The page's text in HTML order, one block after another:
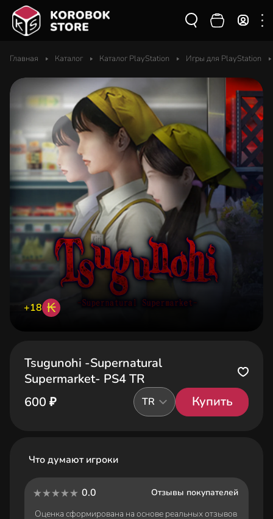
Главная Каталог Каталог PlayStation Игры для PlayStation
+18 ₭
Tsugunohi -Supernatural
Supermarket- PS4 TR
600 ₽
TR Купить
Что думают игроки
0.0
Отзывы покупателей
Оценка сформирована на основе реальных отзывов